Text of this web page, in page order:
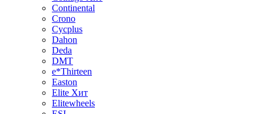
Continental
Crono
Cycplus
Dahon
Deda
DMT
e*Thirteen
Easton
Elite Хит
Elitewheels